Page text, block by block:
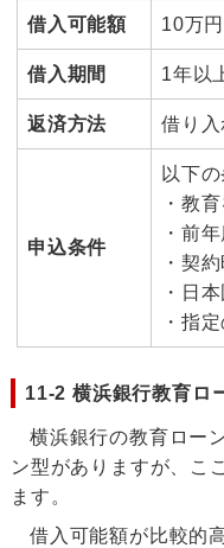
借入可能額 10万
借入期間 1年以
返済方法 借り
申込条件
以下
・教
・前
・契
・日
・指
11-2 横浜銀行教育ロ
横浜銀行の教育ロー
ン型がありますが、こ
ます。
借入可能額が比較的